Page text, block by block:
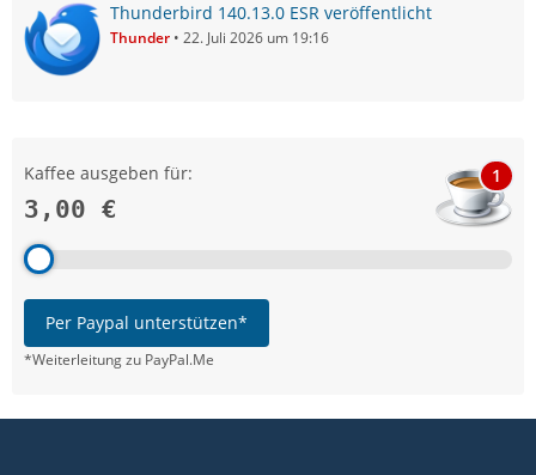
Thunderbird 140.13.0 ESR veröffentlicht
Thunder 22. Juli 2026 um 19:16
Kaffee ausgeben für:
3,00 €
1
Per Paypal unterstützen*
*Weiterleitung zu PayPal.Me